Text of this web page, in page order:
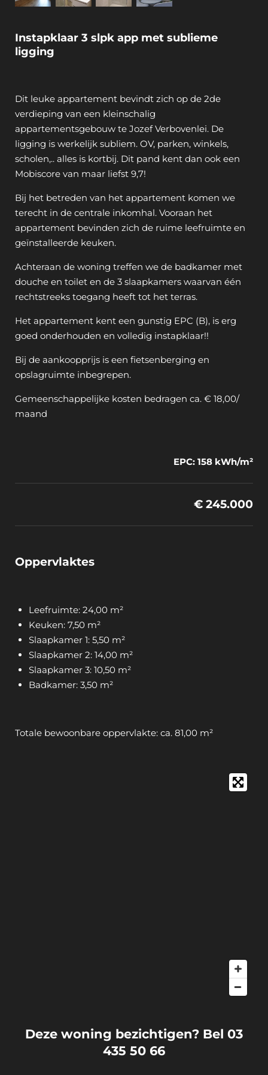
Instapklaar 3 slpk app met sublieme
ligging
Dit leuke appartement bevindt zich op de 2de
verdieping van een kleinschalig
appartementsgebouw te Jozef Verbovenlei. De
ligging is werkelijk subliem. OV, parken, winkels,
scholen,.. alles is kortbij. Dit pand kent dan ook een
Mobiscore van maar liefst 9,7!
Bij het betreden van het appartement komen we
terecht in de centrale inkomhal. Vooraan het
appartement bevinden zich de ruime leefruimte en
geïnstalleerde keuken.
Achteraan de woning treffen we de badkamer met
douche en toilet en de 3 slaapkamers waarvan één
rechtstreeks toegang heeft tot het terras.
Het appartement kent een gunstig EPC (B), is erg
goed onderhouden en volledig instapklaar!!
Bij de aankoopprijs is een fietsenberging en
opslagruimte inbegrepen.
Gemeenschappelijke kosten bedragen ca. € 18,00/
maand
EPC: 158 kWh/m²
€ 245.000
Oppervlaktes
Leefruimte: 24,00 m²
Keuken: 7,50 m²
Slaapkamer 1: 5,50 m²
Slaapkamer 2: 14,00 m²
Slaapkamer 3: 10,50 m²
Badkamer: 3,50 m²
Totale bewoonbare oppervlakte: ca. 81,00 m²
Deze woning bezichtigen? Bel 03
435 50 66